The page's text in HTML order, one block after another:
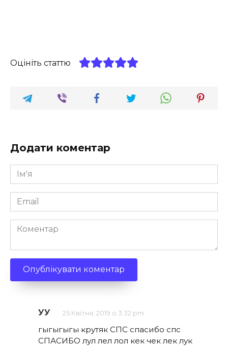
Оцініть статтю
Додати коментар
Ім'я
*
Email
*
Коментар
УУ 25 Квітня, 2019 о 3:32 pm
гыгыгыгы крутяк СПС спасибо спс
СПАСИБО лул лел лол кек чек лек лук